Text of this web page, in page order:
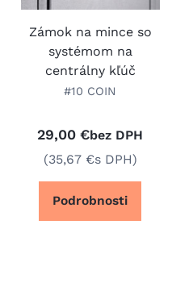
Zámok na mince so
systémom na
centrálny kľúč
#10 COIN
29,00 €bez DPH
(35,67 €s DPH)
Podrobnosti